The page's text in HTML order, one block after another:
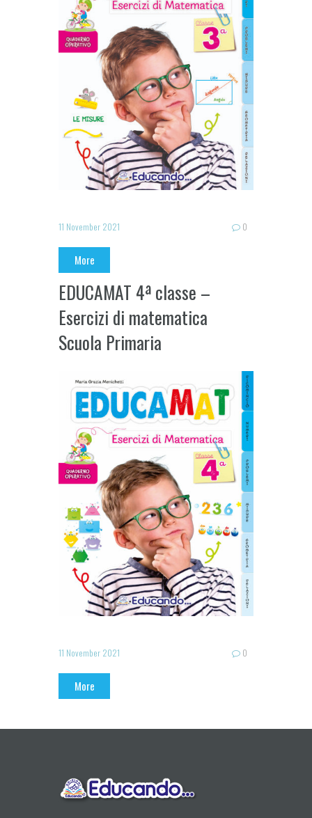
11 November 2021 0
More
EDUCAMAT 4ª classe –
Esercizi di matematica
Scuola Primaria
11 November 2021 0
More